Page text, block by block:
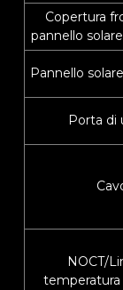
utilizzare vari
momento,
peso dei
può fornire
diverse specifiche.
Copertura
pannello
Pannello
Porta di
NOCT/
temperatura